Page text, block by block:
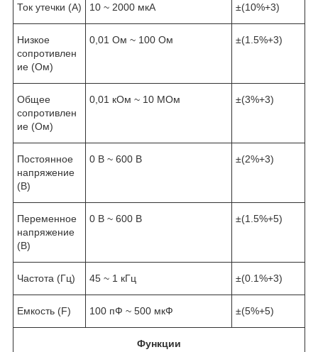
Ток утечки (А) 10 ~ 2000 мкА ±(10%+3)
Низкое
сопротивлен
ие (Ом)
0,01 Ом ~ 100 Ом ±(1.5%+3)
Общее
сопротивлен
ие (Ом)
0,01 кОм ~ 10 МОм ±(3%+3)
Постоянное
напряжение
(В)
0 В ~ 600 В ±(2%+3)
Переменное
напряжение
(В)
0 В ~ 600 В ±(1.5%+5)
Частота (Гц) 45 ~ 1 кГц ±(0.1%+3)
Емкость (F) 100 пФ ~ 500 мкФ ±(5%+5)
Функции